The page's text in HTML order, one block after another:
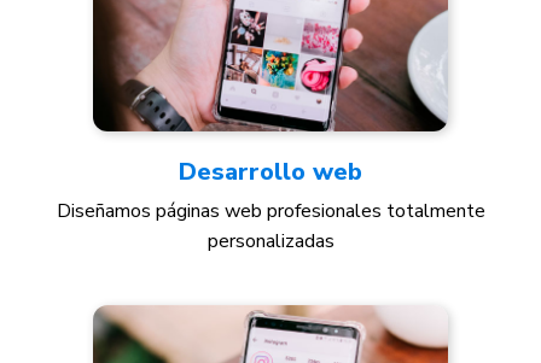
Desarrollo web
Diseñamos páginas web profesionales totalmente
personalizadas